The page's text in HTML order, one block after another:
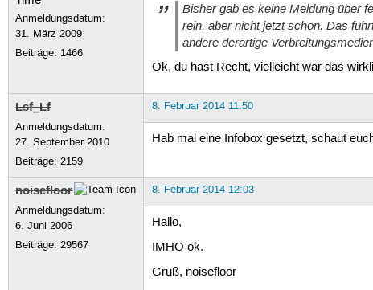
Anmeldungsdatum:
31. März 2009
Beiträge: 1466
Bisher gab es keine Meldung über
rein, aber nicht jetzt schon. Das
andere derartige
Ok, du hast Recht, vielleicht war das
Lsf_Lf
Anmeldungsdatum:
27. September 2010
Beiträge:2159
8. Februar 2014 11:50
Hab mal eine Infobox gesetzt, schaut
noisefloor
Anmeldungsdatum:
6. Juni 2006
Beiträge:29567
8. Februar 2014 12:03
Hallo,
IMHO ok.
Gruß, noisefloor